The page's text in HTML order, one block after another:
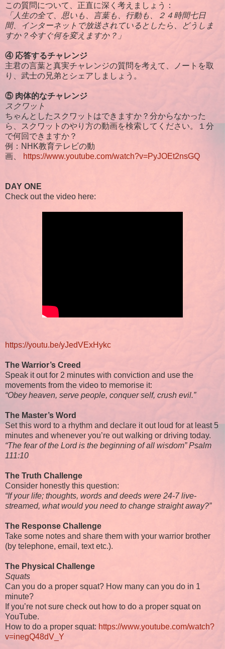
この質問について、正直に深く考えましょう：
「人生の全て、思いも、言葉も、行動も、２４時間七日
間、インターネットで放送されているとしたら、どうしま
すか？今すぐ何を変えますか？」
④ 応答するチャレンジ
主君の言葉と真実チャレンジの質問を考えて、ノートを取
り、武士の兄弟とシェアしましょう。
⑤ 肉体的なチャレンジ
スクワット
ちゃんとしたスクワットはできますか？分からなかった
ら、スクワットのやり方の動画を検索してください。１分
で何回できますか？
例：NHK教育テレビの動
画、
https://www.youtube.com/watch?v=PyJOEt2nsGQ
DAY ONE
Check out the video here:
https://youtu.be/yJedVExHykc
The Warrior’s Creed
Speak it out for 2 minutes with conviction and use the
movements from the video to memorise it:
“Obey heaven, serve people, conquer self, crush evil.”
The Master’s Word
Set this word to a rhythm and declare it out loud for at least 5
minutes and whenever you’re out walking or driving today.
“The fear of the Lord is the beginning of all wisdom” Psalm
111:10
The Truth Challenge
Consider honestly this question:
“If your life; thoughts, words and deeds were 24-7 live-
streamed, what would you need to change straight away?”
The Response Challenge
Take some notes and share them with your warrior brother
(by telephone, email, text etc.).
The Physical Challenge
Squats
Can you do a proper squat? How many can you do in 1
minute?
If you’re not sure check out how to do a proper squat on
YouTube.
How to do a proper squat: https://www.youtube.com/watch?
v=inegQ48dV_Y